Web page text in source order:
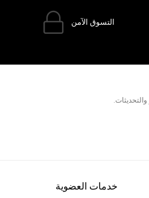
التسوق الآمن
خدمات العضوية